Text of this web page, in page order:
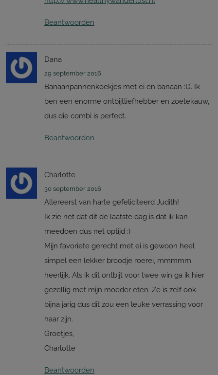
Beantwoorden
Dana
29 september 2016
Banaanpannenkoekjes met ei en banaan :D. Ik
ben een enorme ontbijtliefhebber en zoetekauw,
dus die combi is perfect.
Beantwoorden
Charlotte
30 september 2016
Allereerst van harte gefeliciteerd Judith!
Ik zie net dat dit de laatste dag is dat ik kan
meedoen dus net optijd ;)
Mijn favoriete gerecht met ei is gewoon heel
simpel een lekker broodje roerei, mmmmm
heerlijk. Als ik dit ontbijt voor twee win ga ik hier
gezellig met mijn moeder eten. Ze is zelf ook
bijna jarig dus dit zou een leuke verrassing voor
haar zijn.
Groetjes,
Charlotte
Beantwoorden